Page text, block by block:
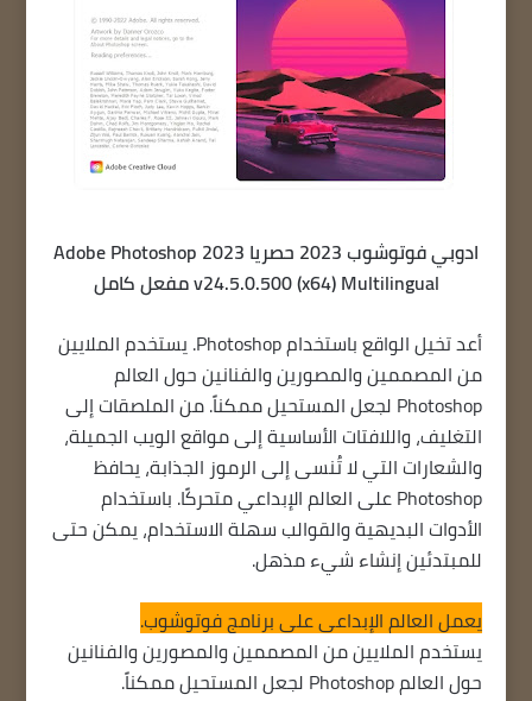
ادوبي فوتوشوب 2023 حصريا Adobe Photoshop 2023
v24.5.0.500 (x64) Multilingual مفعل كامل
أعد تخيل الواقع باستخدام Photoshop. يستخدم الملايين
من المصممين والمصورين والفنانين حول العالم
Photoshop لجعل المستحيل ممكناً. من الملصقات إلى
التغليف، واللافتات الأساسية إلى مواقع الويب الجميلة،
والشعارات التي لا تُنسى إلى الرموز الجذابة، يحافظ
Photoshop على العالم الإبداعي متحركًا. باستخدام
الأدوات البديهية والقوالب سهلة الاستخدام، يمكن حتى
للمبتدئين إنشاء شيء مذهل.
يعمل العالم الإبداعي على برنامج فوتوشوب.
يستخدم الملايين من المصممين والمصورين والفنانين
حول العالم Photoshop لجعل المستحيل ممكناً.